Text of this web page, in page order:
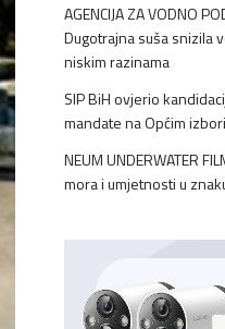
AGENCIJA ZA VODNO
Dugotrajna suša snizila
niskim razinama
SIP BiH ovjerio
mandate na Općim
NEUM UNDERWATER
mora i umjetnosti u